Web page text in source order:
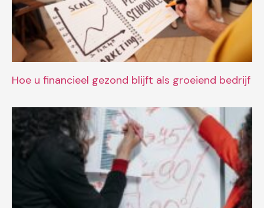
Hoe u financieel gezond blijft als groeiend bedrijf